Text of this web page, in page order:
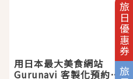
旅日優惠券
用日本最大美食網站
Gurunavi 客製化預約九